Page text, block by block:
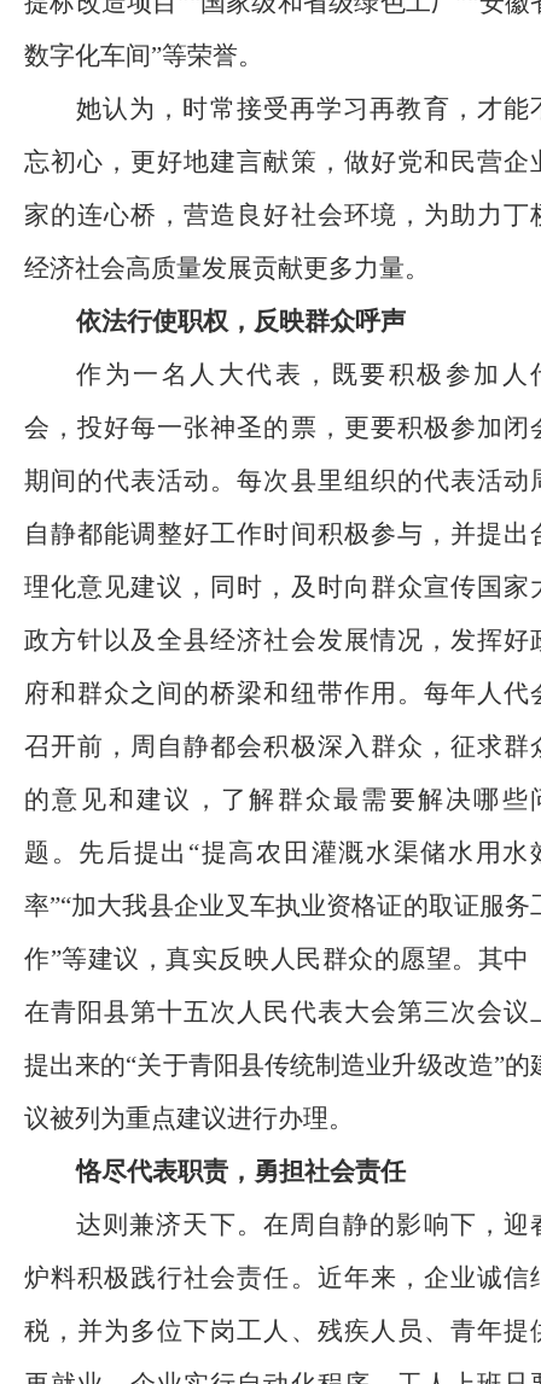
数字化车间”等荣誉。
她认为，时常接受再学习再教育，才能
忘初心，更好地建言献策，做好党和民营企
家的连心桥，营造良好社会环境，为助力丁
经济社会高质量发展贡献更多力量。
依法行使职权，反映群众呼声
作为一名人大代表，既要积极参加人
会，投好每一张神圣的票，更要积极参加闭
期间的代表活动。每次县里组织的代表活动
自静都能调整好工作时间积极参与，并提出
理化意见建议，同时，及时向群众宣传国家
政方针以及全县经济社会发展情况，发挥好
府和群众之间的桥梁和纽带作用。每年人代
召开前，周自静都会积极深入群众，征求群
的意见和建议，了解群众最需要解决哪些
题。先后提出 “提高农田灌溉水渠储水用水
率”“加大我县企业叉车执业资格证的取证服务
作”等建议，真实反映人民群众的愿望。其中
在青阳县第十五次人民代表大会第三次会议
提出来的“关于青阳县传统制造业升级改造”的
议被列为重点建议进行办理。
恪尽代表职责，勇担社会责任
达则兼济天下。在周自静的影响下，迎
炉料积极践行社会责任。近年来，企业诚信
税，并为多位下岗工人、残疾人员、青年提